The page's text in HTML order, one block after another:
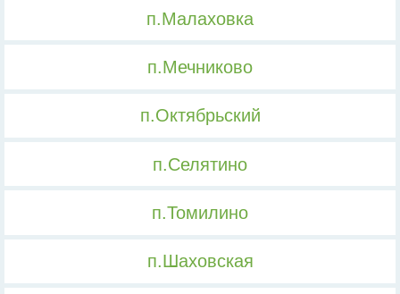
п.Малаховка
п.Мечниково
п.Октябрьский
п.Селятино
п.Томилино
п.Шаховская